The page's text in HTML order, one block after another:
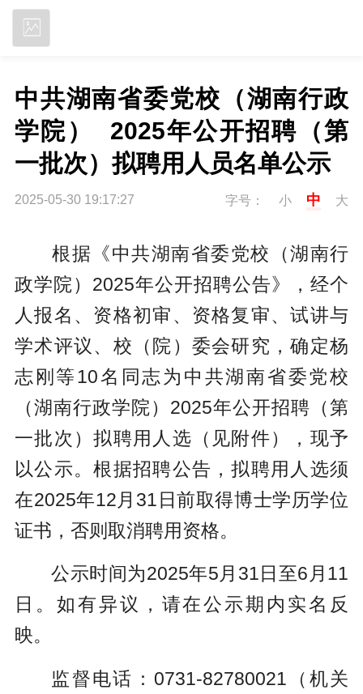
中共湖南省委党校（湖南行政
学院）  2025年公开招聘（第
一批次）拟聘用人员名单公示
2025-05-30 19:17:27 字号： 小 中 大
根据《中共湖南省委党校（湖南行
政学院）2025年公开招聘公告》，经个
人报名、资格初审、资格复审、试讲与
学术评议、校（院）委会研究，确定杨
志刚等10名同志为中共湖南省委党校
（湖南行政学院）2025年公开招聘（第
一批次）拟聘用人选（见附件），现予
以公示。根据招聘公告，拟聘用人选须
在2025年12月31日前取得博士学历学位
证书，否则取消聘用资格。
公示时间为2025年5月31日至6月11
日。如有异议，请在公示期内实名反
映。
监督电话：0731-82780021（机关